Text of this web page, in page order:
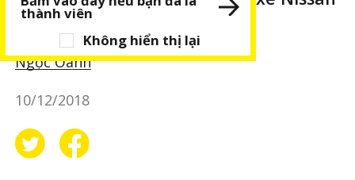
không đạt tiêu chuẩn
Ngọc Oanh
10/12/2018
Không hiển thị lại
thành viên